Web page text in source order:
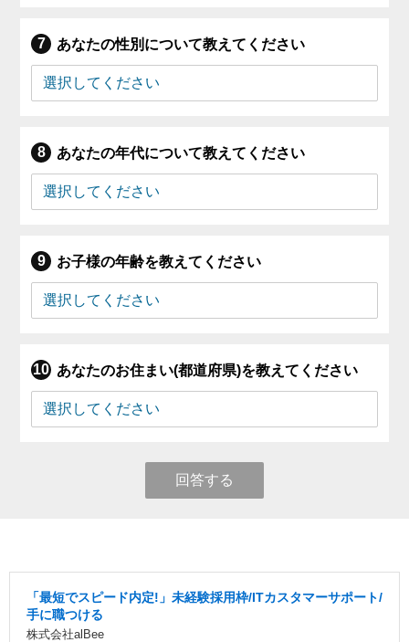
あなたの性別について教えてください
あなたの年代について教えてください
お子様の年齢を教えてください
あなたのお住まい(都道府県)を教えてください
回答する
「最短でスピード内定!」未経験採用枠/ITカスタマーサポート/
手に職つける
株式会社alBee